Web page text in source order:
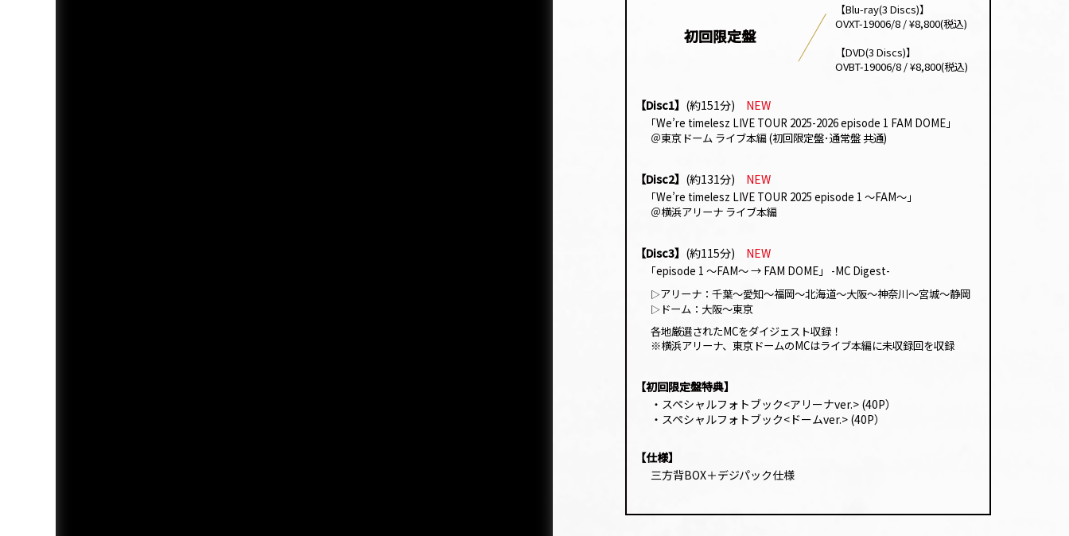
初回限定盤
【Blu-ray(3 Discs)】
OVXT-19006/8 / ¥8,800(税込)
【DVD(3 Discs)】
OVBT-19006/8 / ¥8,800(税込)
【Disc1】 (約151分) NEW
｢We’re timelesz LIVE TOUR 2025-2026episode 1 FAM DOME｣
＠東京ドーム ライブ本編 (初回限定盤･通常盤 共通)
【Disc2】 (約131分) NEW
｢We’re timelesz LIVE TOUR 2025 episode 1 〜FAM〜｣
＠横浜アリーナ ライブ本編
【Disc3】 (約115分) NEW
｢episode 1 〜FAM〜→ FAM DOME」 -MC Digest-
▷アリーナ：千葉〜愛知〜福岡〜北海道〜大阪〜神奈川〜宮城〜静岡
▷ ドーム：大阪〜東京
各地厳選されたMCをダイジェスト収録！
※横浜アリーナ、東京ドームのMCはライブ本編に未収録回を収録
【初回限定盤特典】
・スペシャルフォトブック<アリーナver.> (40P）
・スペシャルフォトブック<ドームver.> (40P）
【仕様】
三方背BOX＋デジパック仕様